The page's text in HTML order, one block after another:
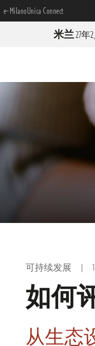
e-MilanoUnica Connect
米兰 27年
可持续发展
如何
从生态